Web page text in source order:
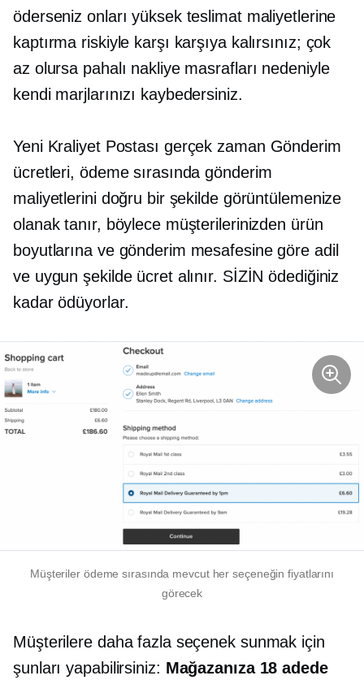
öderseniz onları yüksek teslimat maliyetlerine
kaptırma riskiyle karşı karşıya kalırsınız; çok
az olursa pahalı nakliye masrafları nedeniyle
kendi marjlarınızı kaybedersiniz.
Yeni Kraliyet Postası gerçek zaman Gönderim
ücretleri, ödeme sırasında gönderim
maliyetlerini doğru bir şekilde görüntülemenize
olanak tanır, böylece müşterilerinizden ürün
boyutlarına ve gönderim mesafesine göre adil
ve uygun şekilde ücret alınır. SİZİN ödediğiniz
kadar ödüyorlar.
Müşteriler ödeme sırasında mevcut her seçeneğin fiyatlarını
görecek
Müşterilere daha fazla seçenek sunmak için
şunları yapabilirsiniz: Mağazanıza 18 adede